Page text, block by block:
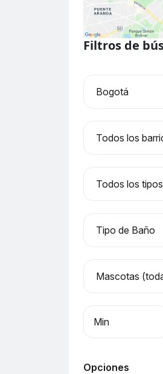
Filtros de
Opciones